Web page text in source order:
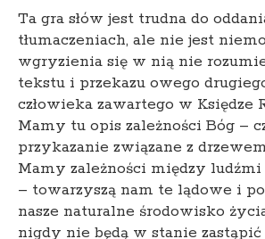
Ta gra słów jest trudna do
tłumaczeniach, ale nie jest
wgryzienia się w nią nie
tekstu i przekazu owego
człowieka zawartego w Księdze
Mamy tu opis zależności Bóg –
przykazanie związane z
Mamy zależności między
– towarzyszą nam te lądowe i
nasze naturalne środowisko
nigdy nie będą w stanie